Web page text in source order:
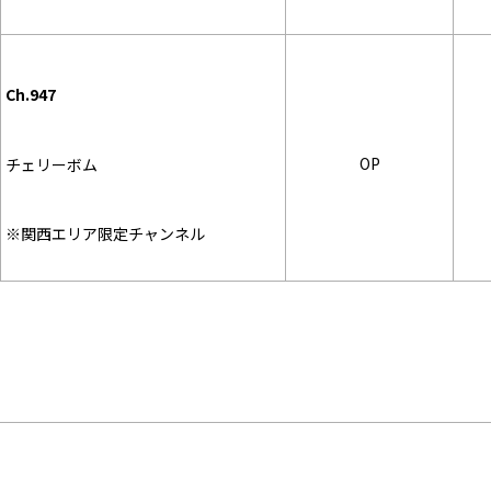
Ch.947
チェリーボム
※関西エリア限定チャンネル
OP